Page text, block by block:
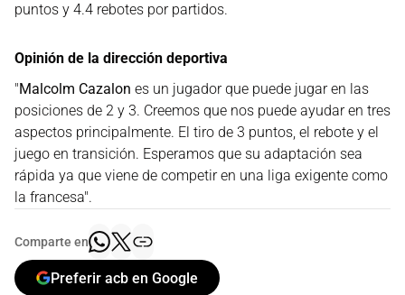
puntos y 4.4 rebotes por partidos.
Opinión de la dirección deportiva
"Malcolm Cazalon es un jugador que puede jugar en las
posiciones de 2 y 3. Creemos que nos puede ayudar en tres
aspectos principalmente. El tiro de 3 puntos, el rebote y el
juego en transición. Esperamos que su adaptación sea
rápida ya que viene de competir en una liga exigente como
la francesa".
Comparte en
Preferir acb en Google